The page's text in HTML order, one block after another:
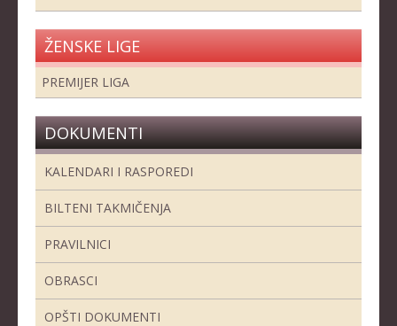
ŽENSKE LIGE
PREMIJER LIGA
DOKUMENTI
KALENDARI I RASPOREDI
BILTENI TAKMIČENJA
PRAVILNICI
OBRASCI
OPŠTI DOKUMENTI